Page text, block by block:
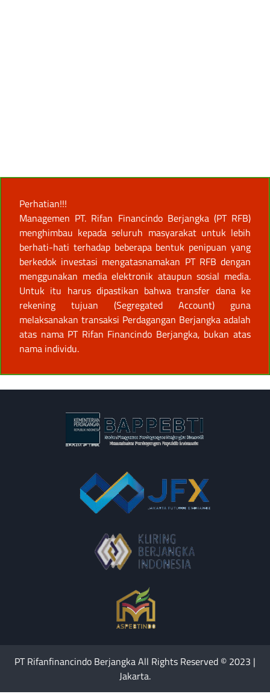
Perhatian!!!
Managemen PT. Rifan Financindo Berjangka (PT RFB)
menghimbau kepada seluruh masyarakat untuk lebih
berhati-hati terhadap beberapa bentuk penipuan yang
berkedok investasi mengatasnamakan PT RFB dengan
menggunakan media elektronik ataupun sosial media.
Untuk itu harus dipastikan bahwa transfer dana ke
rekening tujuan (Segregated Account) guna
melaksanakan transaksi Perdagangan Berjangka adalah
atas nama PT Rifan Financindo Berjangka, bukan atas
nama individu.
PT Rifanfinancindo Berjangka All Rights Reserved © 2023 |
Jakarta.